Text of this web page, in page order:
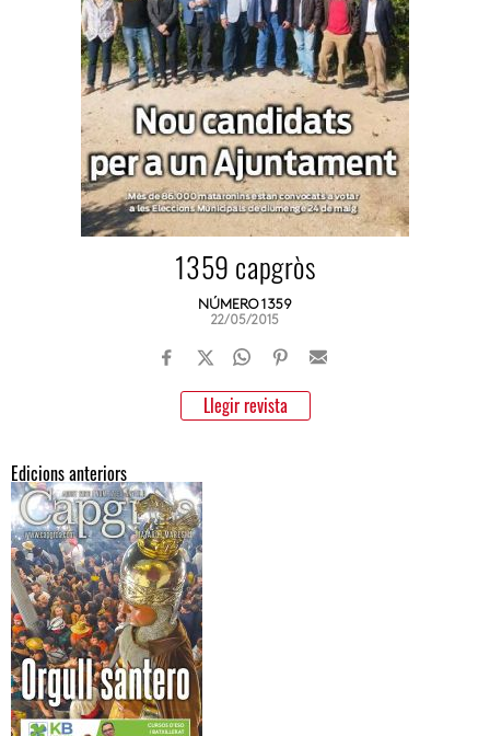
1359 capgròs
NÚMERO 1359
22/05/2015
Llegir revista
Edicions anteriors